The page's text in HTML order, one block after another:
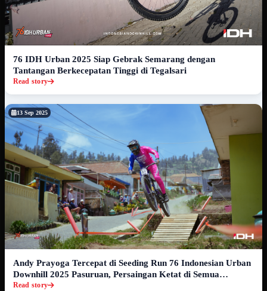
76 IDH Urban 2025 Siap Gebrak Semarang dengan
Tantangan Berkecepatan Tinggi di Tegalsari
Read story
13 Sep 2025
Andy Prayoga Tercepat di Seeding Run 76 Indonesian Urban
Downhill 2025 Pasuruan, Persaingan Ketat di Semua
Kategori
Read story